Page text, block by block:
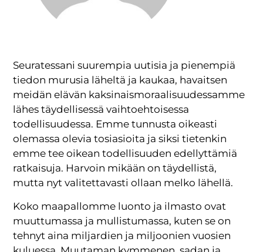
Seuratessani suurempia uutisia ja pienempiä
tiedon murusia läheltä ja kaukaa, havaitsen
meidän elävän kaksinaismoraalisuudessamme
lähes täydellisessä vaihtoehtoisessa
todellisuudessa. Emme tunnusta oikeasti
olemassa olevia tosiasioita ja siksi tietenkin
emme tee oikean todellisuuden edellyttämiä
ratkaisuja. Harvoin mikään on täydellistä,
mutta nyt valitettavasti ollaan melko lähellä.
Koko maapallomme luonto ja ilmasto ovat
muuttumassa ja mullistumassa, kuten se on
tehnyt aina miljardien ja miljoonien vuosien